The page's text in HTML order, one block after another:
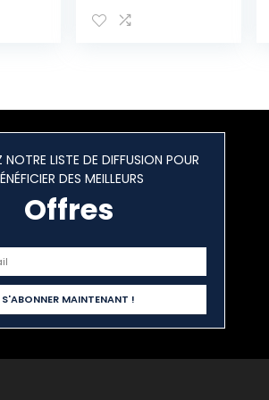
NOTRE LISTE DE DIFFUSION POUR
DES MEILLEURS
Offres